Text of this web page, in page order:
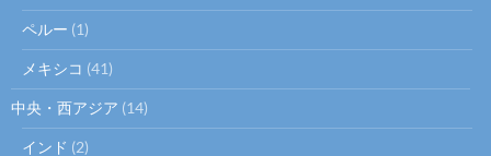
ペルー (1)
メキシコ (41)
中央・西アジア (14)
インド (2)